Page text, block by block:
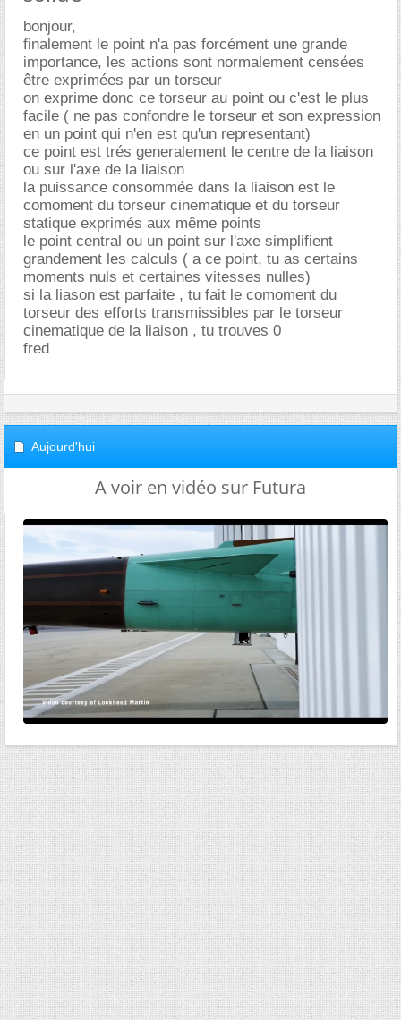
bonjour,
finalement le point n'a pas forcément une grande
importance, les actions sont normalement censées
être exprimées par un torseur
on exprime donc ce torseur au point ou c'est le plus
facile ( ne pas confondre le torseur et son expression
en un point qui n'en est qu'un representant)
ce point est trés generalement le centre de la liaison
ou sur l'axe de la liaison
la puissance consommée dans la liaison est le
comoment du torseur cinematique et du torseur
statique exprimés aux même points
le point central ou un point sur l'axe simplifient
grandement les calculs ( a ce point, tu as certains
moments nuls et certaines vitesses nulles)
si la liason est parfaite , tu fait le comoment du
torseur des efforts transmissibles par le torseur
cinematique de la liaison , tu trouves 0
fred
Aujourd'hui
A voir en vidéo sur Futura